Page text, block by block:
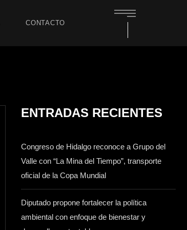
CONTACTO
ENTRADAS RECIENTES
Congreso de Hidalgo reconoce a Grupo del
Valle con “La Mina del Tiempo”, transporte
oficial de la Copa Mundial
Diputado propone fortalecer la política
ambiental con enfoque de bienestar y